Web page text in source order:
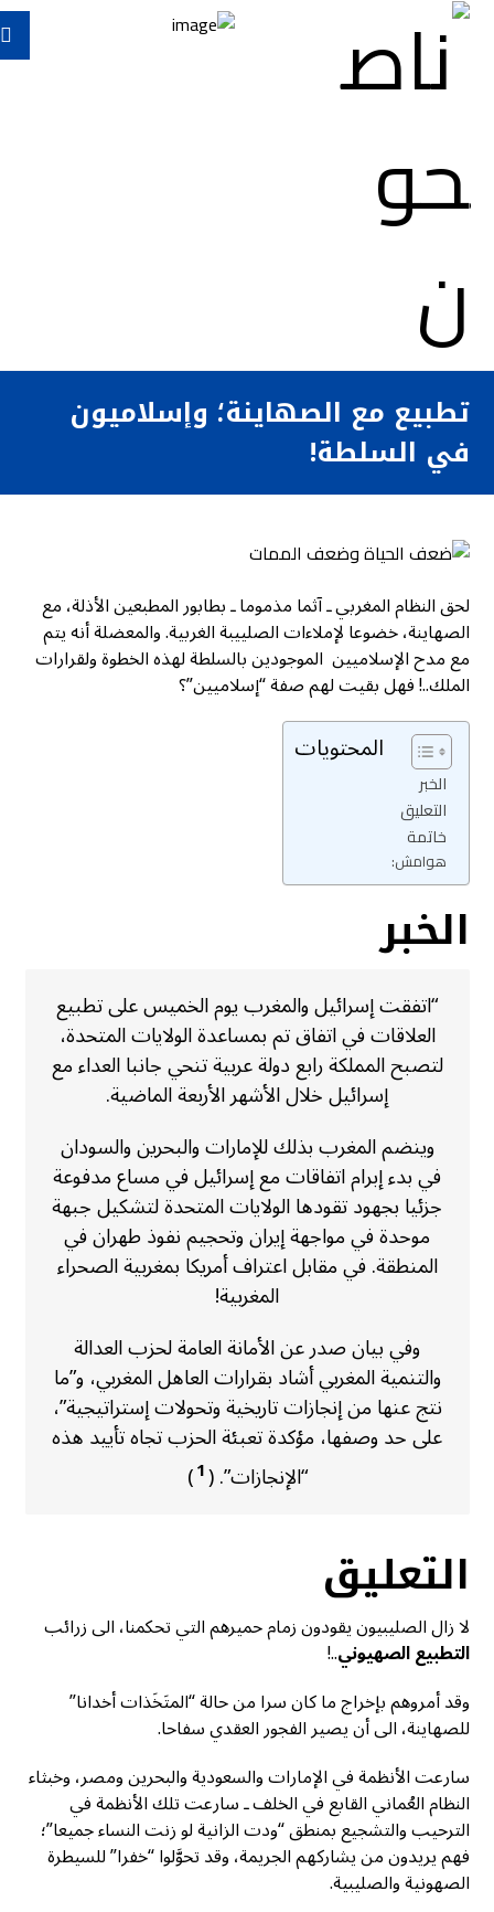
تطبيع مع الصهاينة؛ وإسلاميون
في السلطة!
لحق النظام المغربي ـ آثما مذموما ـ بطابور المطبعين الأذلة، مع
الصهاينة، خضوعا لإملاءات الصلييبة الغربية. والمعضلة أنه يتم
مع مدح الإسلاميين الموجودين بالسلطة لهذه الخطوة ولقرارات
الملك..! فهل بقيت لهم صفة “إسلاميين”؟
المحتويات
الخبر
التعليق
خاتمة
هوامش:
الخبر
“اتفقت إسرائيل والمغرب يوم الخميس على تطبيع
العلاقات في اتفاق تم بمساعدة الولايات المتحدة،
لتصبح المملكة رابع دولة عربية تنحي جانبا العداء مع
إسرائيل خلال الأشهر الأربعة الماضية.
وينضم المغرب بذلك للإمارات والبحرين والسودان
في بدء إبرام اتفاقات مع إسرائيل في مساع مدفوعة
جزئيا بجهود تقودها الولايات المتحدة لتشكيل جبهة
موحدة في مواجهة إيران وتحجيم نفوذ طهران في
المنطقة. في مقابل اعتراف أمريكا بمغربية الصحراء
المغربية!
وفي بيان صدر عن الأمانة العامة لحزب العدالة
والتنمية المغربي أشاد بقرارات العاهل المغربي، و”ما
نتج عنها من إنجازات تاريخية وتحولات إستراتيجية”،
على حد وصفها، مؤكدة تعبئة الحزب تجاه تأييد هذه
“الإنجازات”. (1
)
التعليق
لا زال الصليبيون يقودون زمام حميرهم التي تحكمنا، الى زرائب
التطبيع الصهيوني..!
وقد أمروهم بإخراج ما كان سرا من حالة “المتَخَذات أخدانا”
للصهاينة، الى أن يصير الفجور العقدي سفاحا.
سارعت الأنظمة في الإمارات والسعودية والبحرين ومصر، وخبثاء
النظام العُماني القابع في الخلف ـ سارعت تلك الأنظمة في
الترحيب والتشجيع بمنطق “ودت الزانية لو زنت النساء جميعا”؛
فهم يريدون من يشاركهم الجريمة، وقد تحوَّلوا “خفرا” للسيطرة
الصهونية والصليبية.